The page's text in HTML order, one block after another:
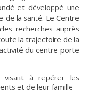
et développé une
de la santé. Le Centre
recherches auprès
la trajectoire de la
du centre porte
visant à repérer les
et de leur famille